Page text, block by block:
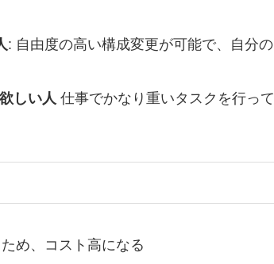
: 自由度の高い構成変更が可能で、自分の
しい人 仕事でかなり重いタスクを行って
め、コスト高になる